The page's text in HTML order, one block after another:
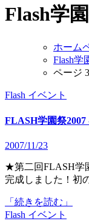
Flash学
ホーム
Flash学
ページ 3
Flash イベント
FLASH学園祭2007
2007/11/23
★第二回FLASH学園祭オープニング コメント：恵味はここにいたよ ★Scｈool Diaｒy (Reinbow Studio) コメント：遂に
完成しました！初
「続きを読む」
Flash イベント